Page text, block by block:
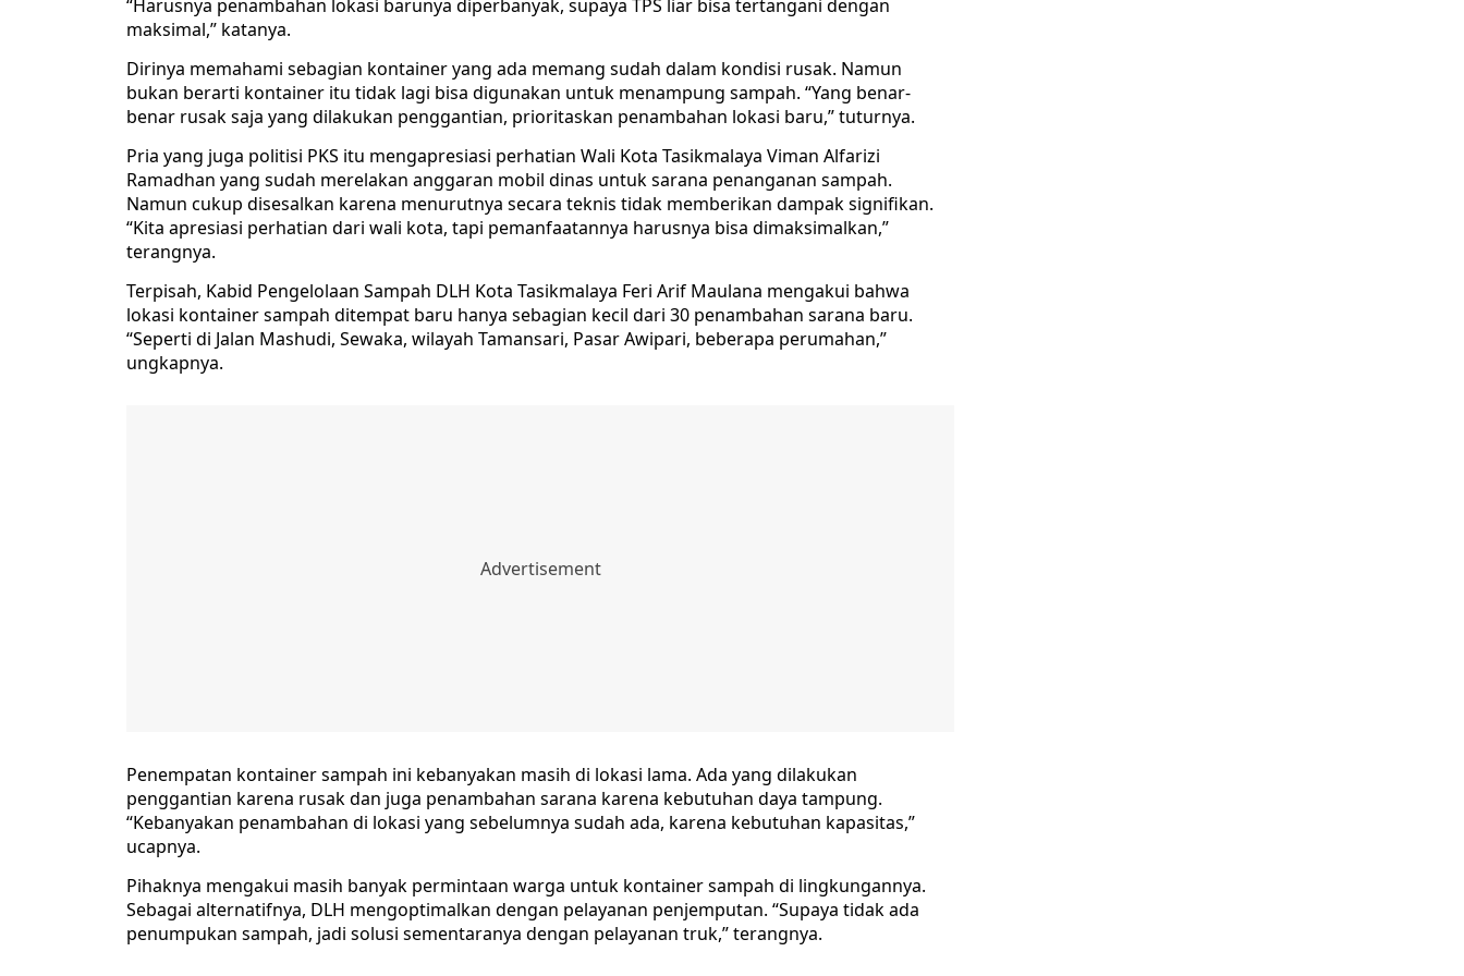
“Harusnya penambahan lokasi barunya diperbanyak, supaya TPS liar bisa tertangani dengan
maksimal,” katanya.
Dirinya memahami sebagian kontainer yang ada memang sudah dalam kondisi rusak. Namun
bukan berarti kontainer itu tidak lagi bisa digunakan untuk menampung sampah. “Yang benar-
benar rusak saja yang dilakukan penggantian, prioritaskan penambahan lokasi baru,” tuturnya.
Pria yang juga politisi PKS itu mengapresiasi perhatian Wali Kota Tasikmalaya Viman Alfarizi
Ramadhan yang sudah merelakan anggaran mobil dinas untuk sarana penanganan sampah.
Namun cukup disesalkan karena menurutnya secara teknis tidak memberikan dampak signifikan.
“Kita apresiasi perhatian dari wali kota, tapi pemanfaatannya harusnya bisa dimaksimalkan,”
terangnya.
Terpisah, Kabid Pengelolaan Sampah DLH Kota Tasikmalaya Feri Arif Maulana mengakui bahwa
lokasi kontainer sampah ditempat baru hanya sebagian kecil dari 30 penambahan sarana baru.
“Seperti di Jalan Mashudi, Sewaka, wilayah Tamansari, Pasar Awipari, beberapa perumahan,”
ungkapnya.
Penempatan kontainer sampah ini kebanyakan masih di lokasi lama. Ada yang dilakukan
penggantian karena rusak dan juga penambahan sarana karena kebutuhan daya tampung.
“Kebanyakan penambahan di lokasi yang sebelumnya sudah ada, karena kebutuhan kapasitas,”
ucapnya.
Pihaknya mengakui masih banyak permintaan warga untuk kontainer sampah di lingkungannya.
Sebagai alternatifnya, DLH mengoptimalkan dengan pelayanan penjemputan. “Supaya tidak ada
penumpukan sampah, jadi solusi sementaranya dengan pelayanan truk,” terangnya.